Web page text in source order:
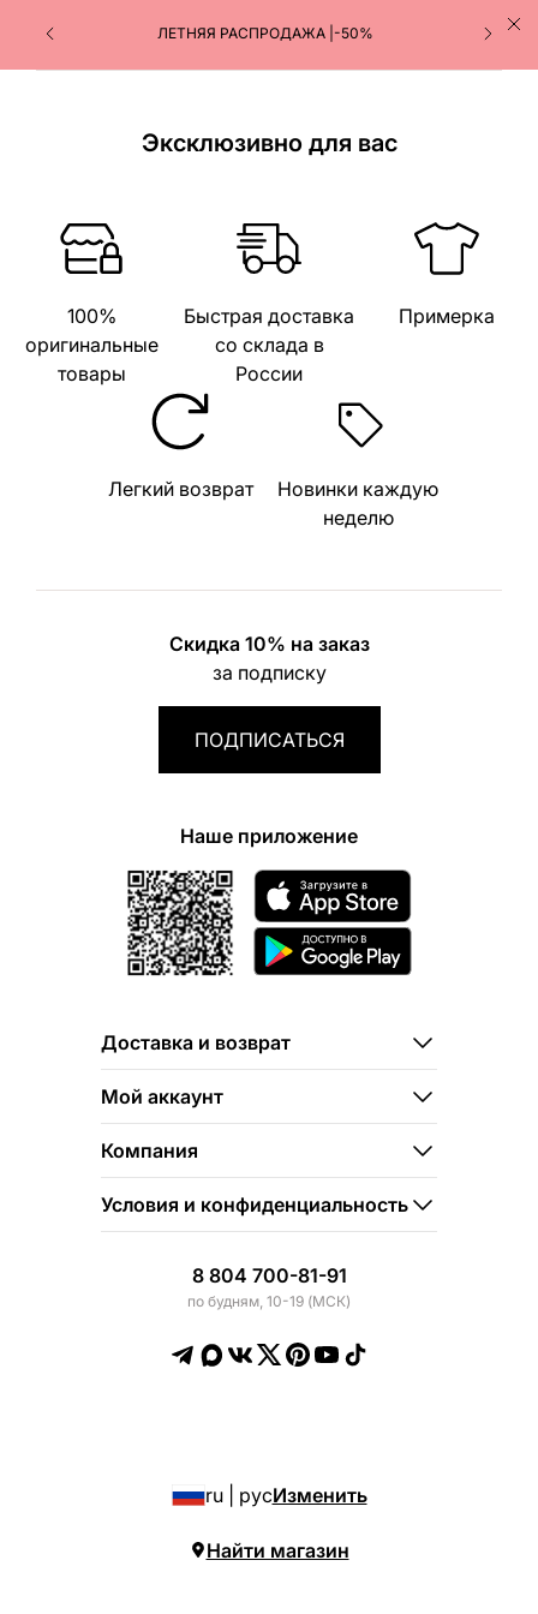
ЛЕТНЯЯ РАСПРОДАЖА |-50%
Эксклюзивно для вас
100%
оригинальные
товары
Быстрая доставка
со склада в
России
Примерка
Легкий возврат
Новинки каждую
неделю
Скидка 10% на заказ
за подписку
ПОДПИСАТЬСЯ
Наше приложение
Доставка и возврат
Мой аккаунт
Компания
Условия и конфиденциальность
8 804 700-81-91
по будням, 10-19 (МСК)
ru | русИзменить
Найти магазин